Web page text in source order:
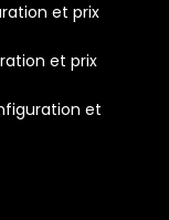
et prix
et prix
et